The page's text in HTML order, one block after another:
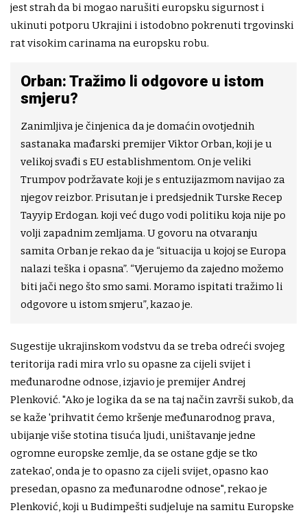
jest strah da bi mogao narušiti europsku sigurnost i
ukinuti potporu Ukrajini i istodobno pokrenuti trgovinski
rat visokim carinama na europsku robu.
Orban: Tražimo li odgovore u istom
smjeru?
Zanimljiva je činjenica da je domaćin ovotjednih
sastanaka mađarski premijer Viktor Orban, koji je u
velikoj svađi s EU establishmentom. On je veliki
Trumpov podržavate koji je s entuzijazmom navijao za
njegov reizbor. Prisutan je i predsjednik Turske Recep
Tayyip Erdogan. koji već dugo vodi politiku koja nije po
volji zapadnim zemljama. U govoru na otvaranju
samita Orban je rekao da je “situacija u kojoj se Europa
nalazi teška i opasna”. “Vjerujemo da zajedno možemo
biti jači nego što smo sami. Moramo ispitati tražimo li
odgovore u istom smjeru”, kazao je.
Sugestije ukrajinskom vodstvu da se treba odreći svojeg
teritorija radi mira vrlo su opasne za cijeli svijet i
međunarodne odnose, izjavio je premijer Andrej
Plenković. "Ako je logika da se na taj način završi sukob, da
se kaže 'prihvatit ćemo kršenje međunarodnog prava,
ubijanje više stotina tisuća ljudi, uništavanje jedne
ogromne europske zemlje, da se ostane gdje se tko
zatekao', onda je to opasno za cijeli svijet, opasno kao
presedan, opasno za međunarodne odnose", rekao je
Plenković, koji u Budimpešti sudjeluje na samitu Europske